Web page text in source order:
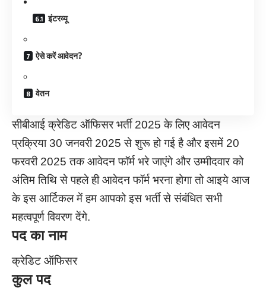
इंटरव्यू
ऐसे करें आवेदन?
वेतन
सीबीआई क्रेडिट ऑफिसर भर्ती 2025 के लिए आवेदन
प्रक्रिया 30 जनवरी 2025 से शुरू हो गई है और इसमें 20
फरवरी 2025 तक आवेदन फॉर्म भरे जाएंगे और उम्मीदवार को
अंतिम तिथि से पहले ही आवेदन फॉर्म भरना होगा तो आइये आज
के इस आर्टिकल में हम आपको इस भर्ती से संबंधित सभी
महत्वपूर्ण विवरण देंगे.
पद का नाम
क्रेडिट ऑफिसर
कुल पद